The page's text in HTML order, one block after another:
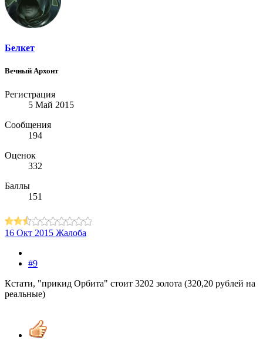
Белкет
Вечный Архонт
Регистрация
5 Май 2015
Сообщения
194
Оценок
332
Баллы
151
16 Окт 2015 Жалоба
#9
Кстати, "прикид Орбита" стоит 3202 золота (320,20 рублей на
реальные)